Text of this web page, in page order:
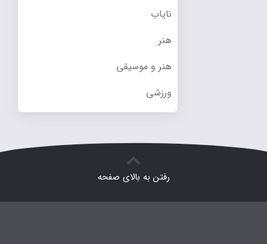
نایاب
هنر
هنر و موسیقی
ورزشی
رفتن به بالای صفحه